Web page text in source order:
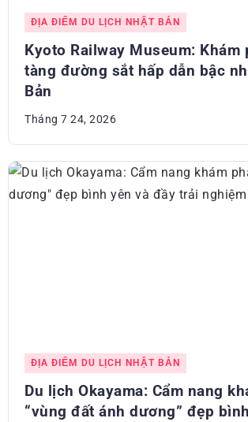
ĐỊA ĐIỂM DU LỊCH NHẬT BẢN
Kyoto Railway Museum: Khám
tàng đường sắt hấp dẫn bậc
Bản
Tháng 7 24, 2026
ĐỊA ĐIỂM DU LỊCH NHẬT BẢN
Du lịch Okayama: Cẩm nang
“vùng đất ánh dương” đẹp